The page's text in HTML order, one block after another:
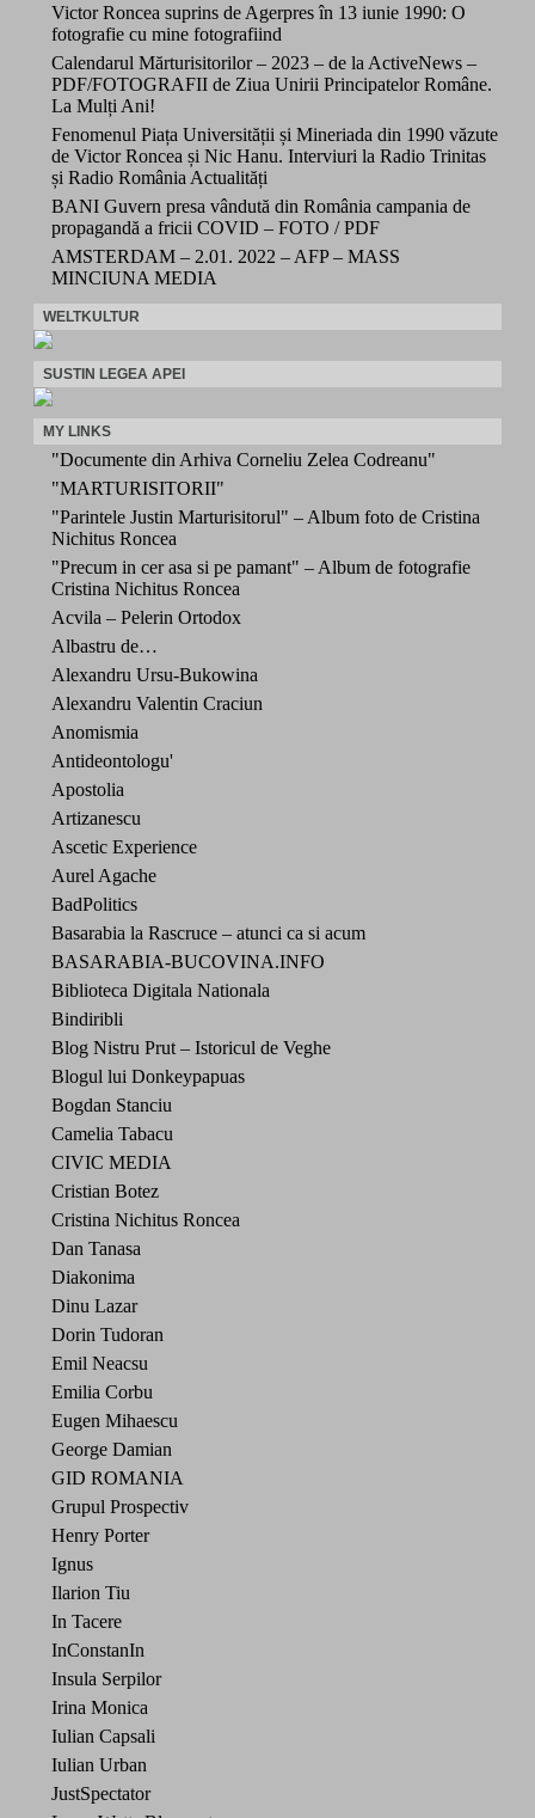
Victor Roncea suprins de Agerpres în 13 iunie 1990: O
fotografie cu mine fotografiind
Calendarul Mărturisitorilor – 2023 – de la ActiveNews –
PDF/FOTOGRAFII de Ziua Unirii Principatelor Române.
La Mulți Ani!
Fenomenul Piața Universității și Mineriada din 1990 văzute
de Victor Roncea și Nic Hanu. Interviuri la Radio Trinitas
și Radio România Actualități
BANI Guvern presa vândută din România campania de
propagandă a fricii COVID – FOTO / PDF
AMSTERDAM – 2.01. 2022 – AFP – MASS
MINCIUNA MEDIA
WELTKULTUR
SUSTIN LEGEA APEI
MY LINKS
"Documente din Arhiva Corneliu Zelea Codreanu"
"MARTURISITORII"
"Parintele Justin Marturisitorul" – Album foto de Cristina
Nichitus Roncea
"Precum in cer asa si pe pamant" – Album de fotografie
Cristina Nichitus Roncea
Acvila – Pelerin Ortodox
Albastru de…
Alexandru Ursu-Bukowina
Alexandru Valentin Craciun
Anomismia
Antideontologu'
Apostolia
Artizanescu
Ascetic Experience
Aurel Agache
BadPolitics
Basarabia la Rascruce – atunci ca si acum
BASARABIA-BUCOVINA.INFO
Biblioteca Digitala Nationala
Bindiribli
Blog Nistru Prut – Istoricul de Veghe
Blogul lui Donkeypapuas
Bogdan Stanciu
Camelia Tabacu
CIVIC MEDIA
Cristian Botez
Cristina Nichitus Roncea
Dan Tanasa
Diakonima
Dinu Lazar
Dorin Tudoran
Emil Neacsu
Emilia Corbu
Eugen Mihaescu
George Damian
GID ROMANIA
Grupul Prospectiv
Henry Porter
Ignus
Ilarion Tiu
In Tacere
InConstanIn
Insula Serpilor
Irina Monica
Iulian Capsali
Iulian Urban
JustSpectator